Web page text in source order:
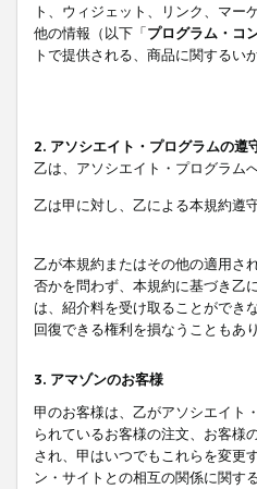
ト、ウィジェット、リンク、マー
他の情報（以下「プログラム・コ
トで提供される、商品に関する
2. アソシエイト・プログラムの遵
乙は、アソシエイト・プログラム
乙は甲に対し、乙による本規約遵
乙が本規約またはその他の適用さ
否かを問わず、本規約に基づき乙
は、紹介料を受け取ることができ
回復できる権利を損なうこともあ
3. アマゾンのお客様
甲のお客様は、乙がアソシエイト
られているお客様の注文、お客様
され、甲はいつでもこれらを変更
ン・サイトとの相互の関係に関す